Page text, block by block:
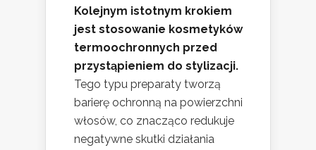
Kolejnym istotnym krokiem
jest stosowanie kosmetyków
termoochronnych przed
przystąpieniem do stylizacji.
Tego typu preparaty tworzą
barierę ochronną na powierzchni
włosów, co znacząco redukuje
negatywne skutki działania